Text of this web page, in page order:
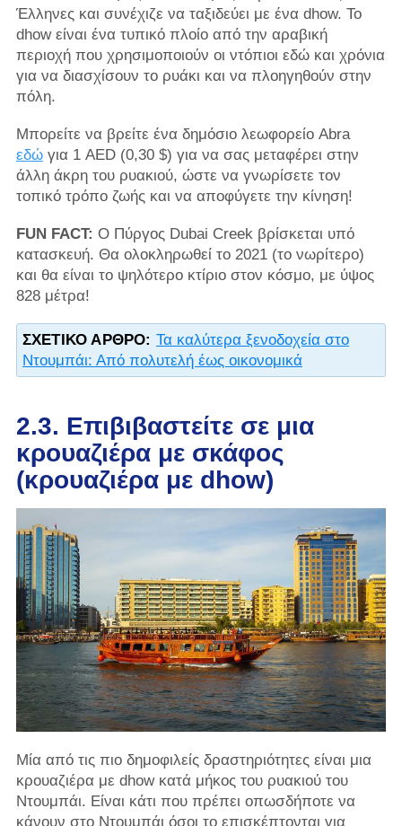
Έλληνες και συνέχιζε να ταξιδεύει με ένα dhow. Το
dhow είναι ένα τυπικό πλοίο από την αραβική
περιοχή που χρησιμοποιούν οι ντόπιοι εδώ και χρόνια
για να διασχίσουν το ρυάκι και να πλοηγηθούν στην
πόλη.
Μπορείτε να βρείτε ένα δημόσιο λεωφορείο Abra
εδώγια 1 AED (0,30 $) για να σας μεταφέρει στην
άλλη άκρη του ρυακιού, ώστε να γνωρίσετε τον
τοπικό τρόπο ζωής και να αποφύγετε την κίνηση!
FUN FACT: Ο Πύργος Dubai Creek βρίσκεται υπό
κατασκευή. Θα ολοκληρωθεί το 2021 (το νωρίτερο)
και θα είναι το ψηλότερο κτίριο στον κόσμο, με ύψος
828 μέτρα!
ΣΧΕΤΙΚΌ ΆΡΘΡΟ: Τα καλύτερα ξενοδοχεία στο
Ντουμπάι: Από πολυτελή έως οικονομικά
2.3. Επιβιβαστείτε σε μια
κρουαζιέρα με σκάφος
(κρουαζιέρα με dhow)
Μία από τις πιο δημοφιλείς δραστηριότητες είναι μια
κρουαζιέρα με dhow κατά μήκος του ρυακιού του
Ντουμπάι. Είναι κάτι που πρέπει οπωσδήποτε να
κάνουν στο Ντουμπάι όσοι το επισκέπτονται για